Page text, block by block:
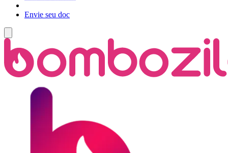
Envie seu doc